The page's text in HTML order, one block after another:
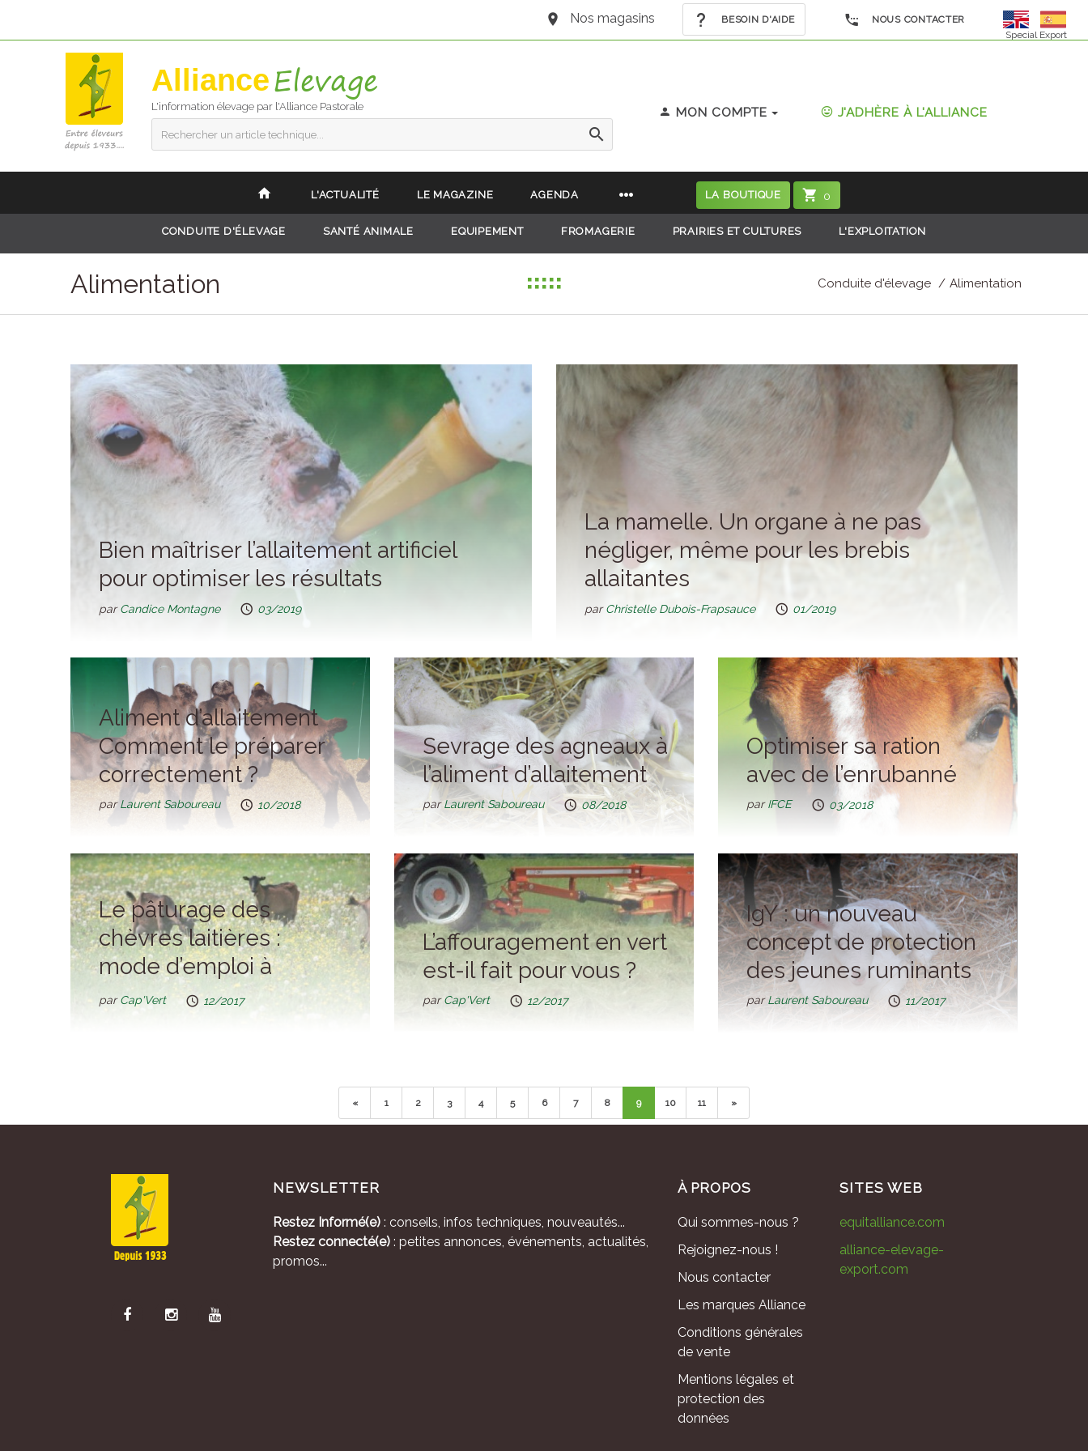
Nos magasins BESOIN D'AIDE
NOUS CONTACTER
Special Export
Alliance
L'information élevage par l'Alliance Pastorale
Rechercher un article technique...
MON COMPTE J'ADHÈRE À L'ALLIANCE
L'ACTUALITÉ LE MAGAZINE AGENDA LA BOUTIQUE 0
CONDUITE D'ÉLEVAGE SANTÉ ANIMALE EQUIPEMENT FROMAGERIE PRAIRIES ET CULTURES L'EXPLOITATION
Alimentation Conduite d'élevage Alimentation
Bien maîtriser l’allaitement artificiel
pour optimiser les résultats
parCandice Montagne 03/2019
La mamelle. Un organe à ne pas
négliger, même pour les brebis
allaitantes
parChristelle Dubois-Frapsauce 01/2019
Aliment d’allaitement
Comment le préparer
correctement ?
parLaurent Saboureau 10/2018
Sevrage des agneaux à
l’aliment d’allaitement
parLaurent Saboureau 08/2018
Optimiser sa ration
avec de l’enrubanné
parIFCE 03/2018
Le pâturage des
chèvres laitières :
mode d’emploi à
l’usage de tous
parCap'Vert 12/2017
L’affouragement en vert
est-il fait pour vous ?
parCap'Vert 12/2017
IgY : un nouveau
concept de protection
des jeunes ruminants
parLaurent Saboureau 11/2017
« 1 2 3 4 5 6 7 8 9 10 11 »
À PROPOS
Qui sommes-nous ?
Rejoignez-nous !
Nous contacter
Les marques Alliance
Conditions générales
de vente
Mentions légales et
protection des
données
SITES WEB
equitalliance.com
alliance-elevage-
export.com
NEWSLETTER
Restez Informé(e) : conseils, infos techniques, nouveautés...
Restez connecté(e) : petites annonces, événements, actualités,
promos...